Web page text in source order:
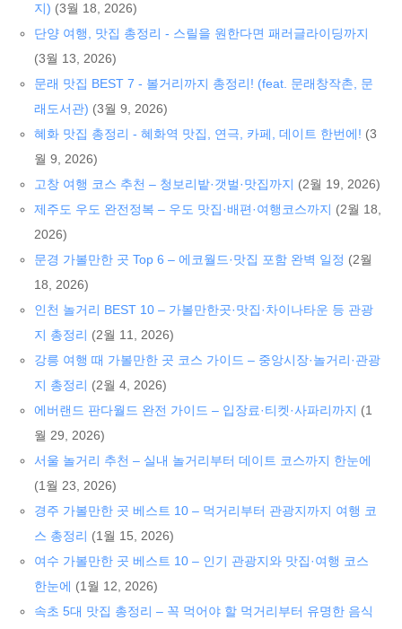
지) (3월 18, 2026)
단양 여행, 맛집 총정리 - 스릴을 원한다면 패러글라이딩까지
(3월 13, 2026)
문래 맛집 BEST 7 - 볼거리까지 총정리! (feat. 문래창작촌, 문
래도서관) (3월 9, 2026)
혜화 맛집 총정리 - 혜화역 맛집, 연극, 카페, 데이트 한번에! (3
월 9, 2026)
고창 여행 코스 추천 – 청보리밭·갯벌·맛집까지 (2월 19, 2026)
제주도 우도 완전정복 – 우도 맛집·배편·여행코스까지 (2월 18,
2026)
문경 가볼만한 곳 Top 6 – 에코월드·맛집 포함 완벽 일정 (2월
18, 2026)
인천 놀거리 BEST 10 – 가볼만한곳·맛집·차이나타운 등 관광
지 총정리 (2월 11, 2026)
강릉 여행 때 가볼만한 곳 코스 가이드 – 중앙시장·놀거리·관광
지 총정리 (2월 4, 2026)
에버랜드 판다월드 완전 가이드 – 입장료·티켓·사파리까지 (1
월 29, 2026)
서울 놀거리 추천 – 실내 놀거리부터 데이트 코스까지 한눈에
(1월 23, 2026)
경주 가볼만한 곳 베스트 10 – 먹거리부터 관광지까지 여행 코
스 총정리 (1월 15, 2026)
여수 가볼만한 곳 베스트 10 – 인기 관광지와 맛집·여행 코스
한눈에 (1월 12, 2026)
속초 5대 맛집 총정리 – 꼭 먹어야 할 먹거리부터 유명한 음식